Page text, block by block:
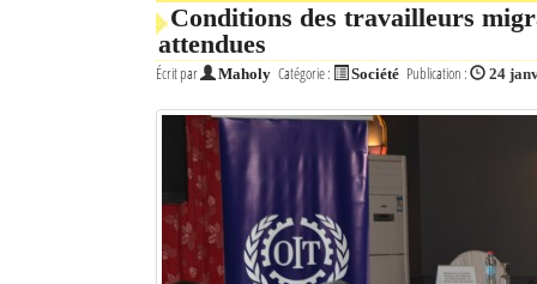
Conditions des travailleurs
attendues
Écrit par Maholy Catégorie : Société Publication : 24